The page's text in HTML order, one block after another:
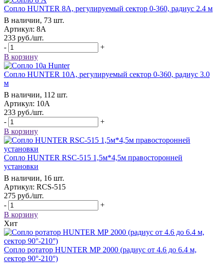
Сопло HUNTER 8А, регулируемый сектор 0-360, радиус 2.4 м
В наличии, 73 шт.
Артикул: 8А
233 руб./шт.
-
+
В корзину
Сопло HUNTER 10А, регулируемый сектор 0-360, радиус 3.0
м
В наличии, 112 шт.
Артикул: 10А
233 руб./шт.
-
+
В корзину
Сопло HUNTER RSC-515 1,5м*4,5м правосторонней
установки
В наличии, 16 шт.
Артикул: RCS-515
275 руб./шт.
-
+
В корзину
Хит
Сопло ротатор HUNTER МР 2000 (радиус от 4.6 до 6.4 м,
сектор 90°-210°)